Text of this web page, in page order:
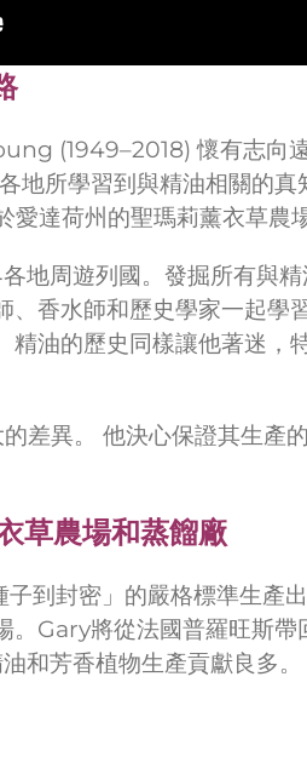
(1949–2018) 懷有志向
地所學習到與精油相關的
愛達荷州的聖瑪莉薰衣草
地周遊列國。發掘所有與
、香水師和歷史學家一起
油的歷史同樣讓他著迷，
差異。 他決心保證其生產
草農場和蒸餾廠
到封密」的嚴格標準生
。Gary將從法國普羅旺斯
和芳香植物生產貢獻良多。